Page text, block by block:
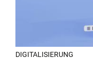
DIGITALISIERUNG